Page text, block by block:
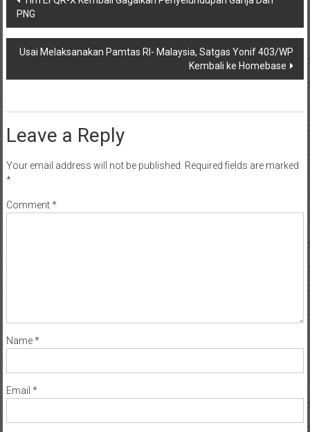
navigation
PNG
Usai Melaksanakan Pamtas RI- Malaysia, Satgas Yonif 403/WP
Kembali ke Homebase
Leave a Reply
Your email address will not be published. Required fields are marked
*
Comment*
Name*
Email *